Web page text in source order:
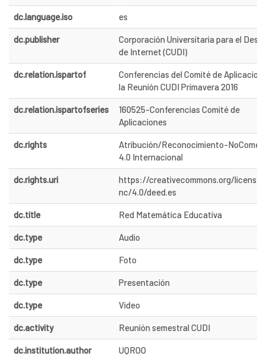
dc.language.iso es
dc.publisher
Corporación Universitaria para el
de Internet (CUDI)
dc.relation.ispartof
Conferencias del Comité de
la Reunión CUDI Primavera 2016
dc.relation.ispartofseries
160525-Conferencias Comité de
Aplicaciones
dc.rights
Atribución/Reconocimiento-
4.0 Internacional
dc.rights.uri
https://creativecommons.org/
nc/4.0/deed.es
dc.title Red Matemática Educativa
dc.type Audio
dc.type Foto
dc.type Presentación
dc.type Video
dc.activity Reunión semestral CUDI
dc.institution.author UQROO